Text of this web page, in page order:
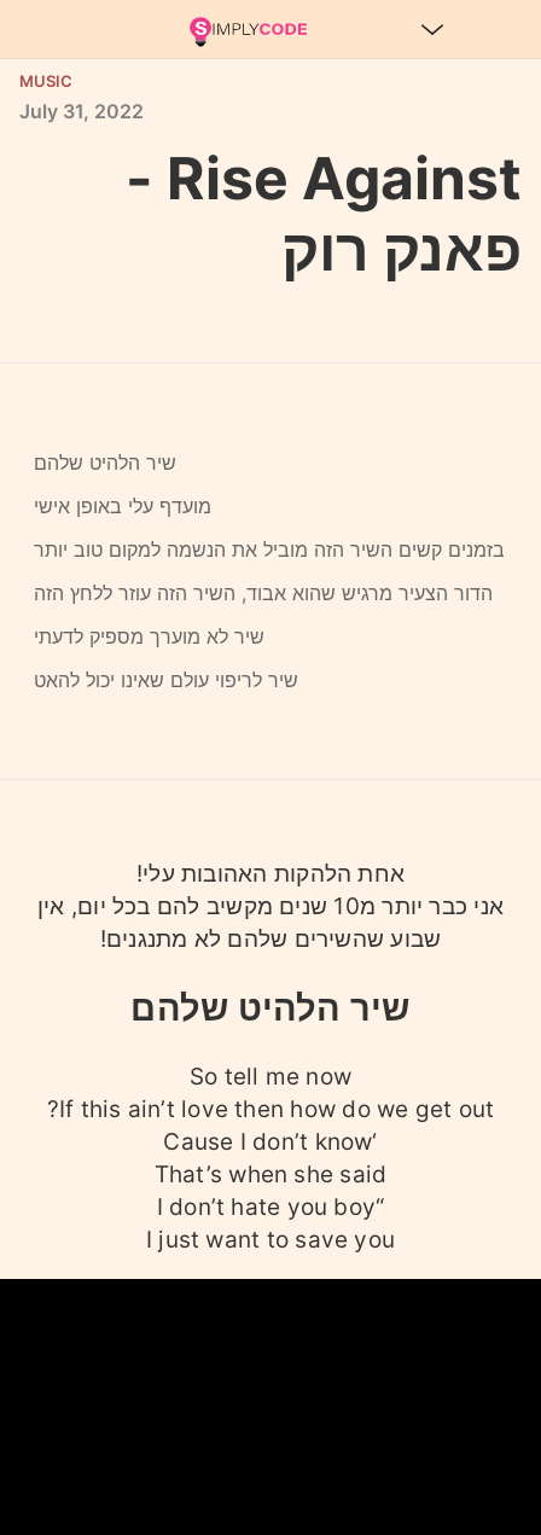
MUSIC
July 31, 2022
Rise Against -
פאנק רוק
שיר הלהיט שלהם
מועדף עלי באופן אישי
בזמנים קשים השיר הזה מוביל את הנשמה למקום טוב יותר
הדור הצעיר מרגיש שהוא אבוד, השיר הזה עוזר ללחץ הזה
שיר לא מוערך מספיק לדעתי
שיר לריפוי עולם שאינו יכול להאט
אחת הלהקות האהובות עלי!
אני כבר יותר מ10 שנים מקשיב להם בכל יום, אין
שבוע שהשירים שלהם לא מתנגנים!
שיר הלהיט שלהם
So tell me now
If this ain’t love then how do we get out?
‘Cause I don’t know
That’s when she said
“I don’t hate you boy
I just want to save you